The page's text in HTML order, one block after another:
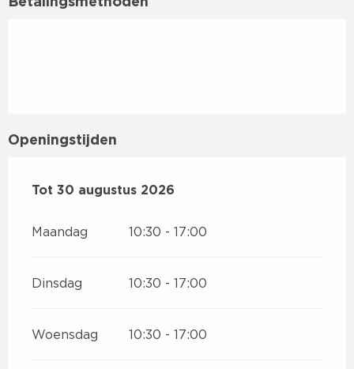
Openingstijden
Vanaf4 juli 2026tot30 augustus 2026
Tot 30 augustus 2026
Maandag 10:30 - 17:00
Dinsdag 10:30 - 17:00
Woensdag 10:30 - 17:00